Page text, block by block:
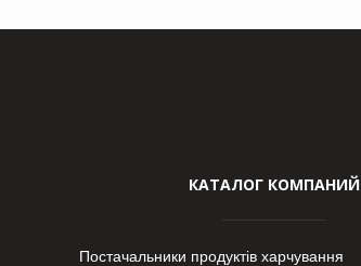
КАТАЛОГ КОМПАНИЙ
Постачальники продуктів харчування